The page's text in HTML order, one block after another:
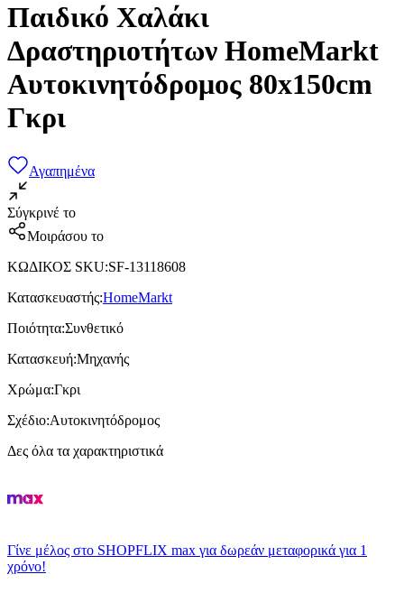
Παιδικό Χαλάκι
Δραστηριοτήτων HomeMarkt
Αυτοκινητόδρομος 80x150cm
Γκρι
Αγαπημένα
Σύγκρινέ το
Μοιράσου το
ΚΩΔΙΚΟΣ SKU:SF-13118608
Κατασκευαστής:HomeMarkt
Ποιότητα:Συνθετικό
Κατασκευή:Μηχανής
Χρώμα:Γκρι
Σχέδιο:Αυτοκινητόδρομος
Δες όλα τα χαρακτηριστικά
Γίνε μέλος στο SHOPFLIX max για δωρεάν μεταφορικά για 1
χρόνο!